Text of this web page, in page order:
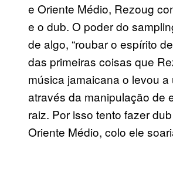
e Oriente Médio, Rezoug
e o dub. O poder do
de algo, “roubar o espírito
das primeiras coisas que
música jamaicana o levou
através da manipulação de
raiz. Por isso tento fazer
Oriente Médio, colo ele